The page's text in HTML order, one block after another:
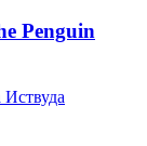
Penguin